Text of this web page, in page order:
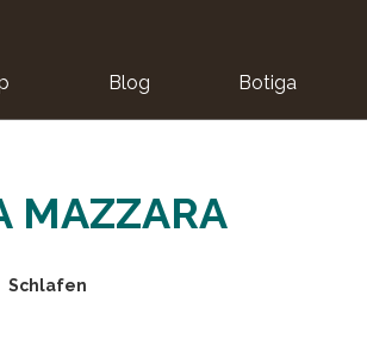
Blog Botiga
MAZZARA
Schlafen